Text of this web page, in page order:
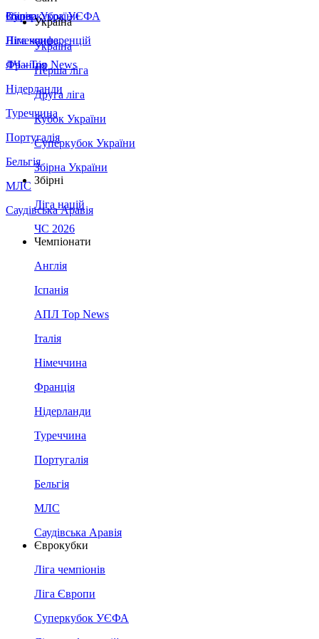
Збірна України
Італія
Німеччина
Франція
Нідерланди
Туреччина
Португалія
Бельгія
МЛС
Саудівська Аравія
Суперкубок УЄФА
Ліга конференцій
ЛЧ - Top News
Україна
Україна
Перша ліга
Друга ліга
Кубок України
Суперкубок України
Збірна України
Збірні
Ліга націй
ЧС 2026
Чемпіонати
Англія
Іспанія
АПЛ Top News
Італія
Німеччина
Франція
Нідерланди
Туреччина
Португалія
Бельгія
МЛС
Саудівська Аравія
Єврокубки
Ліга чемпіонів
Ліга Європи
Суперкубок УЄФА